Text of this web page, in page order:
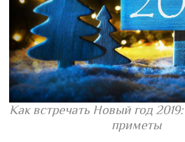
Как встречать Новый год
приметы